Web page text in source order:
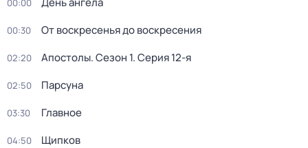
00:00
00:30 От воскресенья до воскресения
02:20 Апостолы. Сезон 1. Серия 12-я
02:50 Парсуна
03:30 Главное
04:50 Щипков